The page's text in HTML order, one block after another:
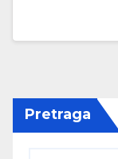
Pretraga